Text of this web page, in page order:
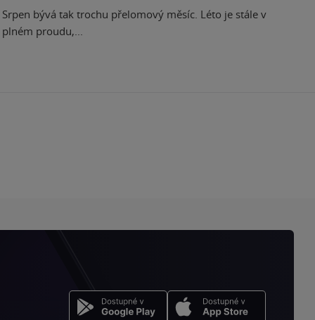
Srpen bývá tak trochu přelomový měsíc. Léto je stále v
plném proudu,...